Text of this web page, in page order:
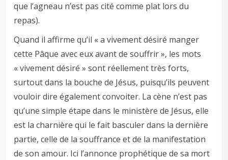
que l’agneau n’est pas cité comme plat lors du
repas).
Quand il affirme qu’il « a vivement désiré manger
cette Pâque avec eux avant de souffrir », les mots
« vivement désiré » sont réellement très forts,
surtout dans la bouche de Jésus, puisqu’ils peuvent
vouloir dire également convoiter. La cène n’est pas
qu’une simple étape dans le ministère de Jésus, elle
est la charnière qui le fait basculer dans la dernière
partie, celle de la souffrance et de la manifestation
de son amour. Ici l’annonce prophétique de sa mort